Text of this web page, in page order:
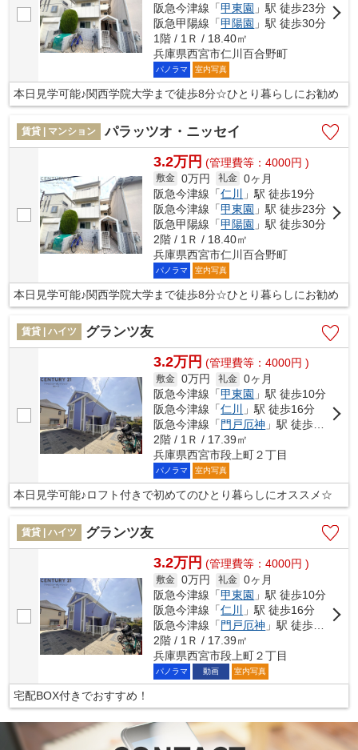
阪急今津線「甲東園 」駅 徒歩23分
阪急甲陽線「甲陽園 」駅 徒歩30分
1階 / 1Ｒ / 18.40㎡
兵庫県西宮市仁川百合野町
パノラマ 室内写真
本日見学可能♪関西学院大学まで徒歩8分☆ひとり暮らしにお勧め
賃貸 | マンション パラッツオ・ニッセイ
3.2万円 (管理費等：4000円 )
敷金 0万円 礼金 0ヶ月
阪急今津線「仁川 」駅 徒歩19分
阪急今津線「甲東園 」駅 徒歩23分
阪急甲陽線「甲陽園 」駅 徒歩30分
2階 / 1Ｒ / 18.40㎡
兵庫県西宮市仁川百合野町
パノラマ 室内写真
本日見学可能♪関西学院大学まで徒歩8分☆ひとり暮らしにお勧め
賃貸 | ハイツ グランツ友
3.2万円 (管理費等：4000円 )
敷金 0万円 礼金 0ヶ月
阪急今津線「甲東園 」駅 徒歩10分
阪急今津線「仁川
」駅 徒歩16分
阪急今津線「 門戸厄神 」駅 徒歩22分
2階 / 1Ｒ / 17.39㎡
兵庫県西宮市段上町２丁目
パノラマ 室内写真
本日見学可能♪ロフト付きで初めてのひとり暮らしにオススメ☆
賃貸 | ハイツ グランツ友
3.2万円 (管理費等：4000円 )
敷金 0万円 礼金 0ヶ月
阪急今津線「甲東園 」駅 徒歩10分
阪急今津線「仁川
」駅 徒歩16分
阪急今津線「 門戸厄神 」駅 徒歩22分
2階 / 1Ｒ / 17.39㎡
兵庫県西宮市段上町２丁目
パノラマ 動画 室内写真
宅配BOX付きでおすすめ！